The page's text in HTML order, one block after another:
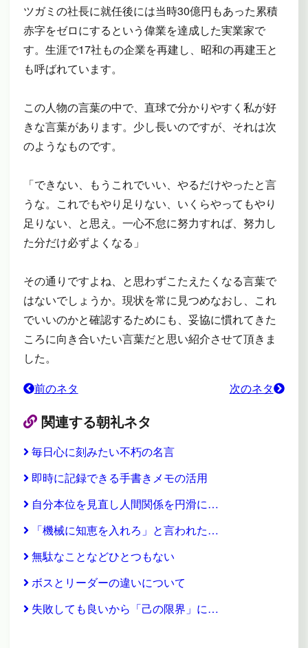
ツガミの社長に就任後には当時30億円もあった累積
赤字をゼロにするという偉業を達成した実業家で
す。生涯で17社もの企業を再建し、昭和の再建王と
も呼ばれています。
この人物の言葉の中で、直球で分かりやすく私が好
きな言葉があります。少し長いのですが、それは次
のようなものです。
「できない、もうこれでいい、やるだけやったと言
うな。これでもやり足りない、いくらやってもやり
足りない、と思え。一心不怠に努力すれば、努力し
た分だけ必ずよくなる」
その通りですよね、と思わずこたえたくなる言葉で
はないでしょうか。現状を常に見つめなおし、これ
でいいのかと確認するためにも、妥協に慣れてきた
ころに向き合いたい言葉だと思い紹介させて頂きま
した。
前のネタ
次のネタ
関連する朝礼ネタ
毎日心に刻みたい不朽の名言
即時に記録できる手書きメモの活用
自分本位を見直し人間関係を円滑に…
「機械に知恵を入れろ」と言われた…
無駄なことなどひとつもない
ボスとリーダーの違いについて
失敗しても良いから「己の限界」に…